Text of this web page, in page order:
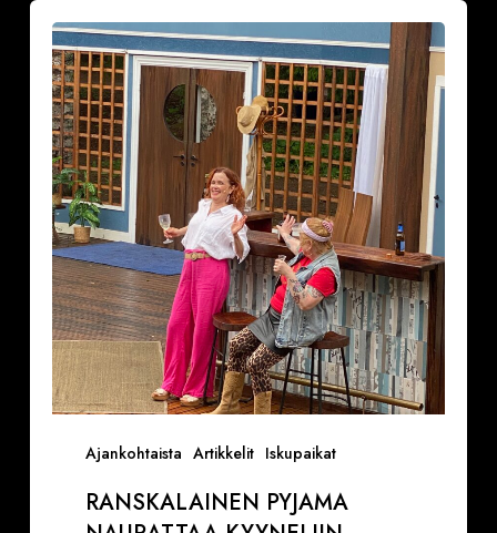
Ajankohtaista Artikkelit Iskupaikat
pyjama
naurattaa
kyyneliin
Krapin
kesäteatterissa
(VAROITUS,
ON
TIETTY
SINKKURYHMÄ
KENELLE
NÄYTÖS
ON
TAATUSTI
KIUSALLINEN)
RANSKALAINEN PYJAMA